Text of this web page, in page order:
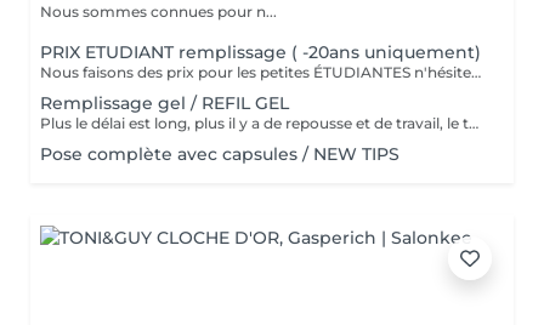
Nous sommes connues pour n...
PRIX ETUDIANT remplissage ( -20ans uniquement)
Nous faisons des prix pour les petites ÉTUDIANTES n'hésitez pas a passer
Remplissage gel / REFIL GEL
Plus le délai est long, plus il y a de repousse et de travail, le tarif s'adapte donc au temps écoulé depuis votre dernier rendez-vous. Merci de choisir le remplissage adapté
Pose complète avec capsules / NEW TIPS